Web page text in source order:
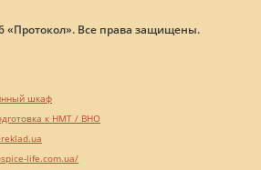
«Протокол». Все права защищены.
шкаф
к НМТ / ВНО
life.com.ua/